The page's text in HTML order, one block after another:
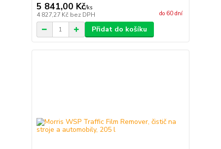
5 841,00 Kč/ks
4 827,27 Kč bez DPH do 60 dní
Přidat do košíku